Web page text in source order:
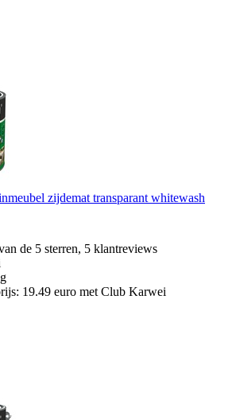
zijdemat transparant whitewash
de 5 sterren, 5 klantreviews
19.49 euro met Club Karwei